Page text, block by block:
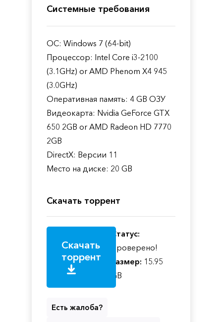
Системные требования
ОС: Windows 7 (64-bit)
Процессор: Intel Core i3-2100
(3.1GHz) or AMD Phenom X4 945
(3.0GHz)
Оперативная память: 4 GB ОЗУ
Видеокарта: Nvidia GeForce GTX
650 2GB or AMD Radeon HD 7770
2GB
DirectX: Версии 11
Место на диске: 20 GB
Скачать торрент
Скачать
торрент
Статус:
Проверено!
Размер: 15.95
GB
Есть жалоба?